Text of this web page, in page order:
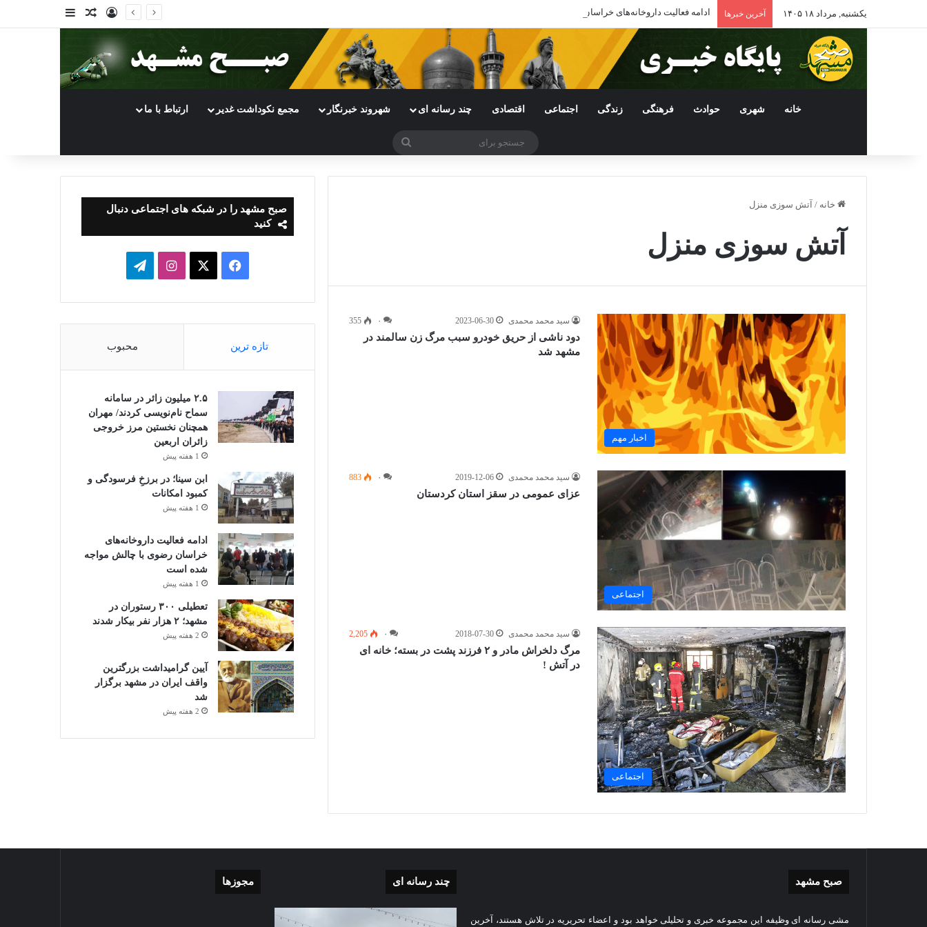
یکشنبه, مرداد ۱۸ ۱۴۰۵ آخرین خبرها ادامه فعالیت داروخانه‌های خراسان رضوی با چالش مواجه شده است ورودنوشته تصادفی
سایدبار
خانه شهری حوادث فرهنگی زندگی اجتماعی اقتصادی چند رسانه ای شهروند خبرنگار مجمع نکوداشت غدیر ارتباط با ما
جستجو
خانه / آتش سوزی منزل
آتش سوزی منزل
اخبار مهم
سید محمد محمدی 2023-06-30 ۰ 355
دود ناشی از حریق خودرو سبب مرگ زن سالمند در
مشهد شد
اجتماعی
سید محمد محمدی 2019-12-06 ۰ 883
عزای عمومی در سقز استان کردستان
اجتماعی
سید محمد محمدی 2018-07-30 ۰ 2,205
مرگ دلخراش مادر و ۲ فرزند پشت در بسته؛ خانه ای
در آتش !
صبح مشهد را در شبکه های اجتماعی دنبال
کنید
فیسبوک ایکساینستاگرامتلگرام
تازه ترین محبوب
۲.۵ میلیون زائر در سامانه
سماح نام‌نویسی کردند/ مهران
همچنان نخستین مرز خروجی
زائران اربعین
1 هفته پیش
ابن سینا؛ در برزخِ فرسودگی و
کمبود امکانات
1 هفته پیش
ادامه فعالیت داروخانه‌های
خراسان رضوی با چالش مواجه
شده است
1 هفته پیش
تعطیلی ۳۰۰ رستوران در
مشهد؛ ۲ هزار نفر بیکار شدند
2 هفته پیش
آیین گرامیداشت بزرگترین
واقف ایران در مشهد برگزار
شد
2 هفته پیش
صبح مشهد
مشی رسانه ای وظیفه این مجموعه خبری و تحلیلی خواهد بود و اعضاء تحریریه در تلاش هستند، آخرین
چند رسانه ای
گزارش
غبارروبی
مجوزها